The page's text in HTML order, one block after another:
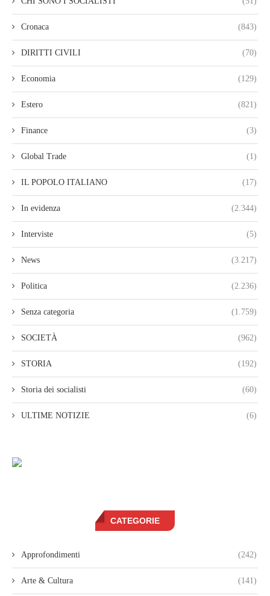
Cronaca (843)
DIRITTI CIVILI (70)
Economia (129)
Estero (821)
Finance (3)
Global Trade (1)
IL POPOLO ITALIANO (17)
In evidenza (2.344)
Interviste (5)
News (3.217)
Politica (2.236)
Senza categoria (1.759)
SOCIETÀ (962)
STORIA (192)
Storia dei socialisti (60)
ULTIME NOTIZIE (6)
CATEGORIE
Approfondimenti (242)
Arte & Cultura (141)